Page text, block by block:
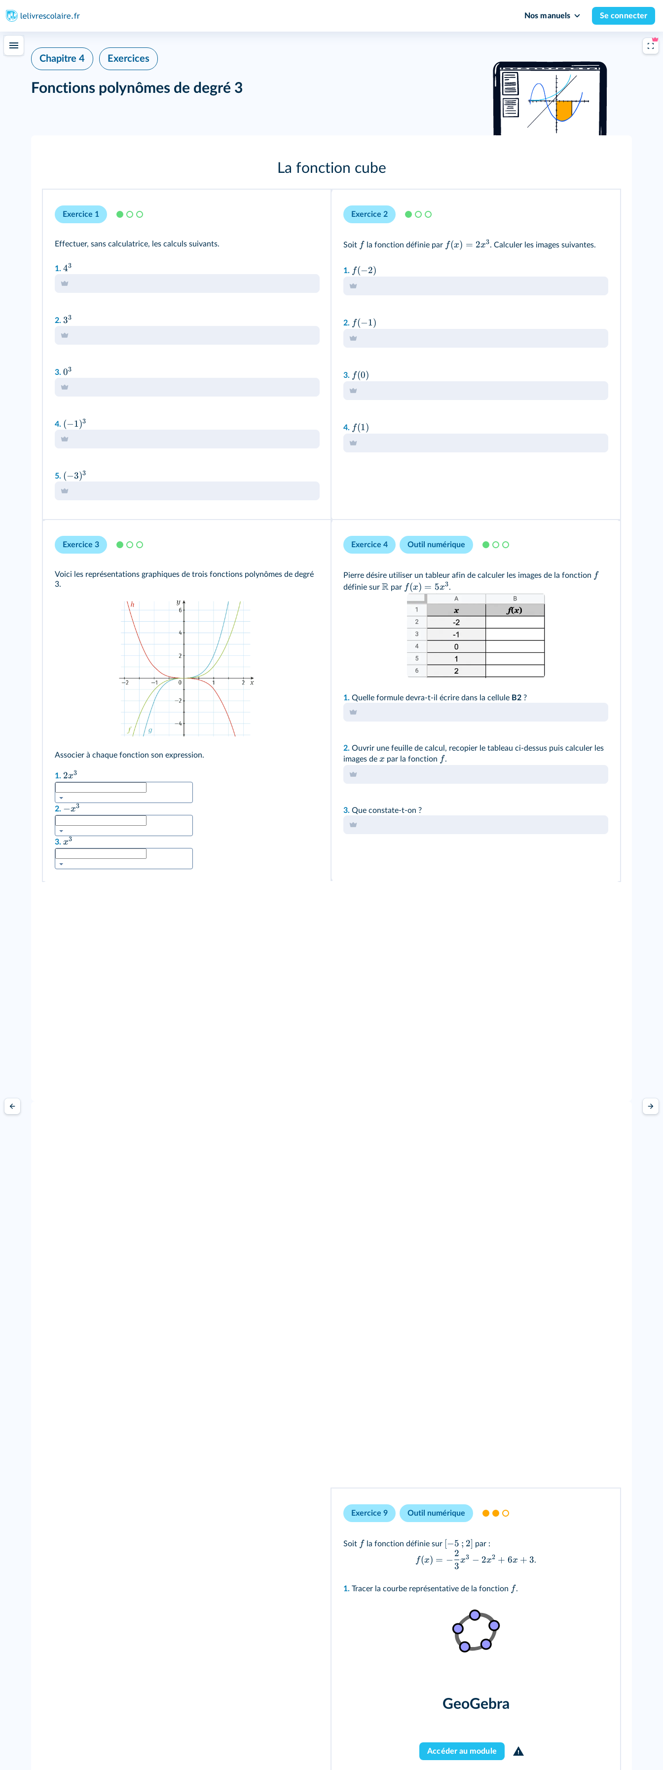
Nos manuels Se connecter
Chapitre 4 Exercices
Fonctions polynômes de degré 3
La fonction cube
Exercice 1
Effectuer, sans calculatrice, les calculs suivants.
1. 43
2. 33
3. 03
4. (−1)3
5. (−3)3
Exercice 2
Soit f la fonction définie par f(x) = 2x3. Calculer les images suivantes.
1. f(−2)
2. f(−1)
3. f(0)
4. f(1)
Exercice 3
Voici les représentations graphiques de trois fonctions polynômes de degré
3.
Associer à chaque fonction son expression.
1. 2x3
2. −x3
3. x3
Exercice 4 Outil numérique
Pierre désire utiliser un tableur afin de calculer les images de la fonction f
définie sur R par f(x) = 5x3.
1. Quelle formule devra-t-il écrire dans la cellule B2 ?
2. Ouvrir une feuille de calcul, recopier le tableau ci-dessus puis calculer les
images de x par la fonction f.
3. Que constate-t-on ?
Exercice 9 Outil numérique
Soit f la fonction définie sur [−5 ; 2] par :
f(x) = −
3
2
x3 − 2x2 + 6x + 3.
1. Tracer la courbe représentative de la fonction f.
GeoGebra
Accéder au module